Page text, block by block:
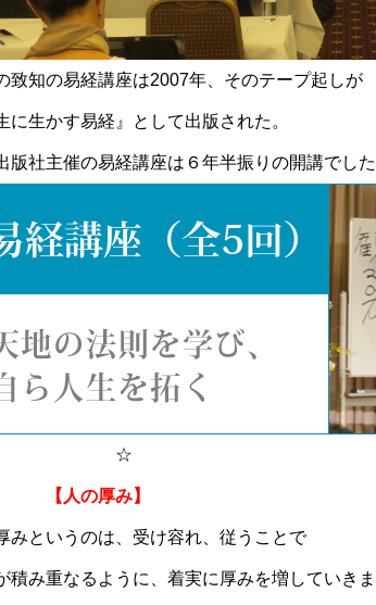
致知の易経講座は2007年、そのテープ起しが
に生かす易経』として出版された。
版社主催の易経講座は６年半振りの開講でし
【人の厚み】
みというのは、受け容れ、従うことで
積み重なるように、着実に厚みを増していき